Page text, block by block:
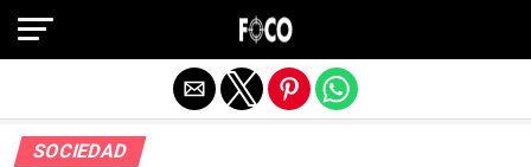
SOCIEDAD
Salir de la versión móvil